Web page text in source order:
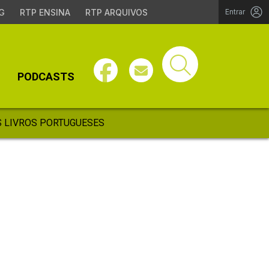
RTP ENSINA RTP ARQUIVOS Entrar
PODCASTS
LIVROS PORTUGUESES